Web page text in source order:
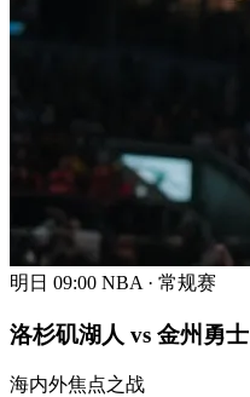
明日 09:00 NBA · 常规赛
洛杉矶湖人 vs 金州勇士
海内外焦点之战